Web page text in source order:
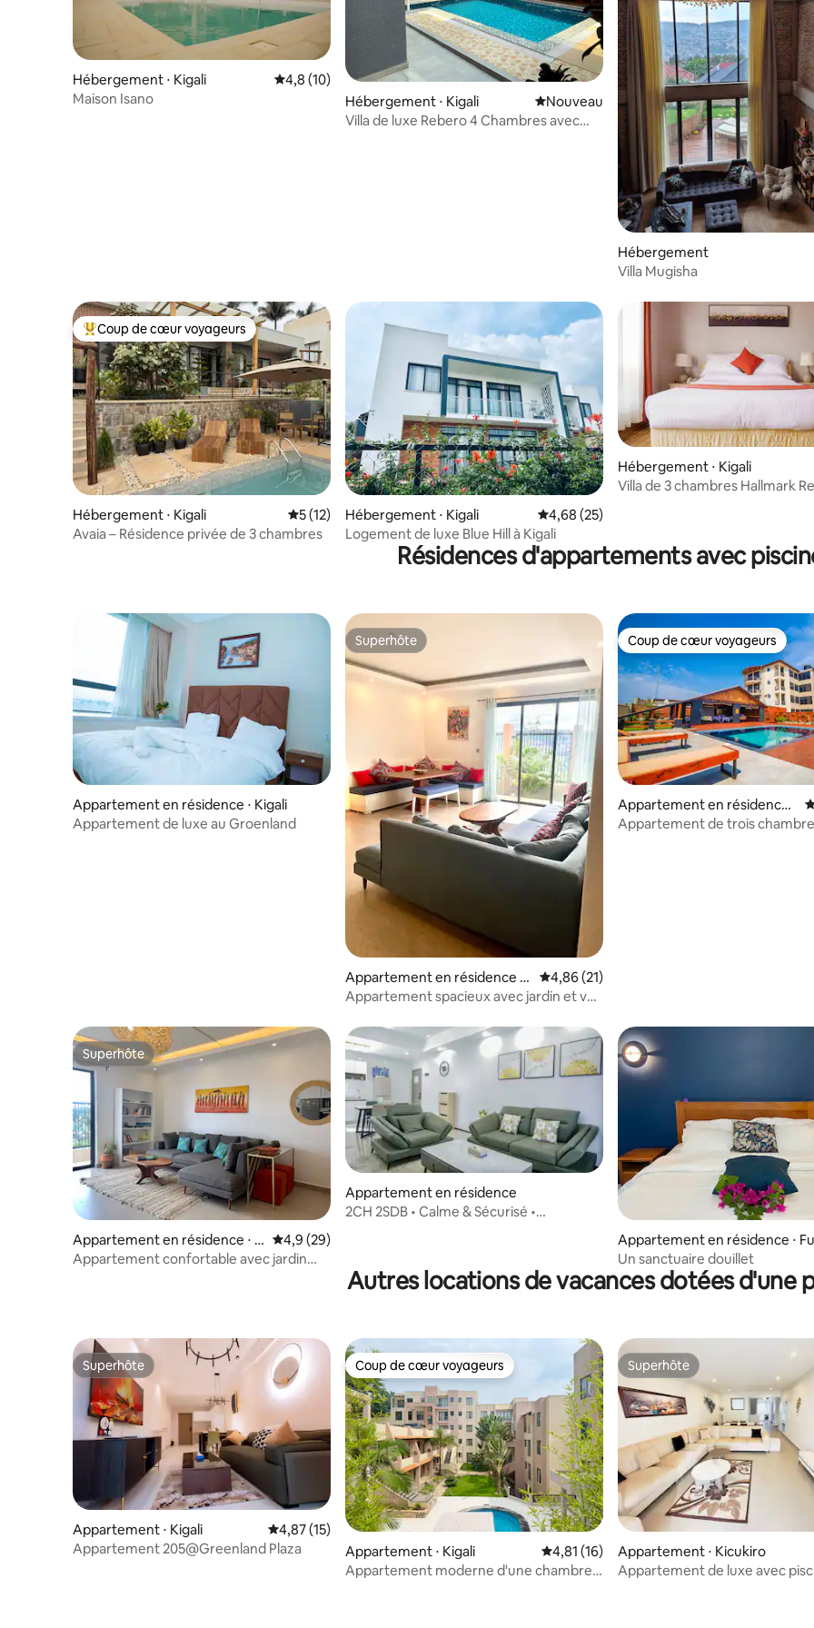
Hébergement ⋅ Kigali Évaluation moyenne sur la base de 10 commentaires : 4,8 sur 5
4,8 (10)
Maison Isano
Hébergement ⋅ Kigali Nouvel hébergement
Nouveau
Villa de luxe Rebero 4 Chambres avec
Hébergement
Villa Mugisha
Coups de cœur voyageurs les plus appréciés
Coup de cœur voyageurs
Hébergement ⋅ Kigali Évaluation moyenne sur la base de 12 commentaires : 5 sur 5
5 (12)
Avaia – Résidence privée de 3 chambres
Hébergement ⋅ Kigali Évaluation moyenne sur la base de 25
4,68 (25)
Logement de luxe Blue Hill à Kigali
Hébergement ⋅ Kigali
Villa de 3 chambres Hallmark
Résidences d'appartements avec
Appartement en résidence ⋅ Kigali
Appartement de luxe au Groenland
Superhôte
Superhôte
Appartement en résidence ⋅
Kigali
Évaluation moyenne sur la base de 21
4,86 (21)
Appartement spacieux avec jardin et vue
Coup de cœur voyageurs
Coup de cœur voyageurs
Appartement en résidence ⋅
Kigali
Appartement de trois
Superhôte
Superhôte
Appartement en résidence ⋅ K
igali
Évaluation moyenne sur la base de 29 commentaires : 4,9 sur 5
4,9 (29)
Appartement confortable avec jardin
Appartement en résidence
2CH 2SDB • Calme & Sécurisé •
Appartement en résidence ⋅
wn
Un sanctuaire douillet
Autres locations de vacances dotées d'une
Superhôte
Superhôte
Appartement ⋅ Kigali Évaluation moyenne sur la base de 15 commentaires : 4,87 sur 5
4,87 (15)
Appartement 205@Greenland Plaza
Coup de cœur voyageurs
Coup de cœur voyageurs
Appartement ⋅ Kigali Évaluation moyenne sur la base de 16
4,81 (16)
Appartement moderne d'une chambre à
Superhôte
Superhôte
Appartement ⋅ Kicukiro
Appartement de luxe avec